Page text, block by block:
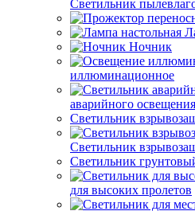
Светильник
Ночник
иллюминационное
аварийного освещения
Светильник
Светильник
Светильник
для высоких пролетов